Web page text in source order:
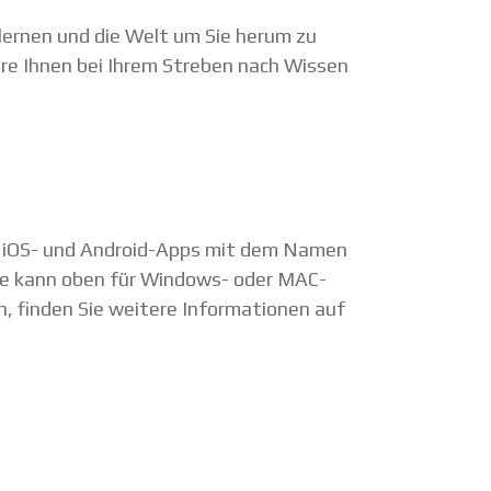
und die Welt um Sie herum zu
Ihnen bei Ihrem Streben nach Wissen
und Android-Apps mit dem Namen
kann oben für Windows- oder MAC-
finden Sie weitere Informationen auf